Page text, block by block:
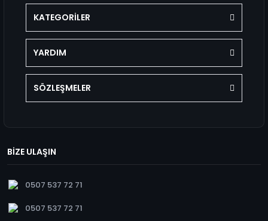
KATEGORİLER
YARDIM
SÖZLEŞMELER
BİZE ULAŞIN
0507 537 72 71
0507 537 72 71